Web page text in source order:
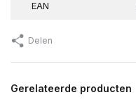
EAN
Delen
Gerelateerde producten